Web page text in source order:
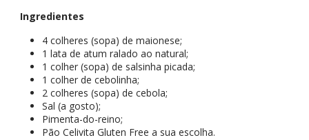
Ingredientes
4 colheres (sopa) de maionese;
1 lata de atum ralado ao natural;
1 colher (sopa) de salsinha picada;
1 colher de cebolinha;
2 colheres (sopa) de cebola;
Sal (a gosto);
Pimenta-do-reino;
Pão Celivita Gluten Free a sua escolha.